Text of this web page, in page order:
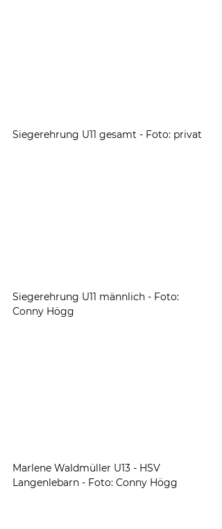
Siegerehrung U11 gesamt - Foto: privat
Siegerehrung U11 männlich - Foto:
Conny Högg
Marlene Waldmüller U13 - HSV
Langenlebarn - Foto: Conny Högg